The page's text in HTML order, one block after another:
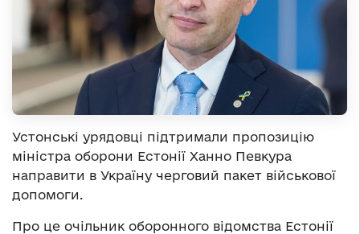
Устонські урядовці підтримали пропозицію
міністра оборони Естонії Ханно Певкура
направити в Україну черговий пакет військової
допомоги.
Про це очільник оборонного відомства Естонії